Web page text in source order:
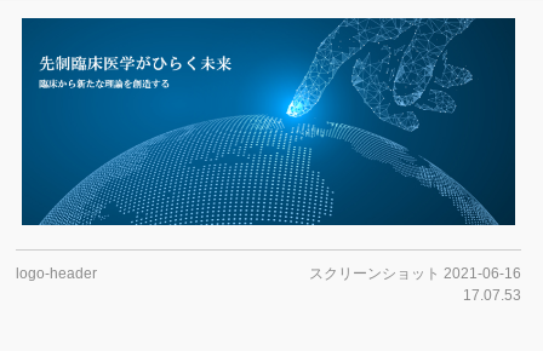
logo-header
スクリーンショット 2021-06-16
17.07.53